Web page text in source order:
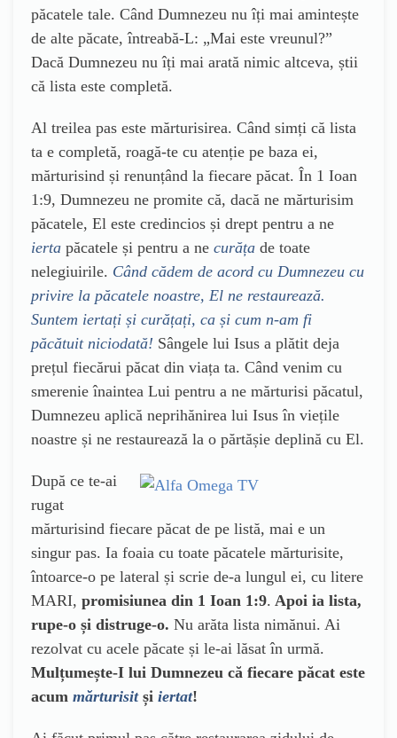
păcatele tale. Când Dumnezeu nu îți mai amintește
de alte păcate, întreabă-L: „Mai este vreunul?”
Dacă Dumnezeu nu îți mai arată nimic altceva, știi
că lista este completă.
Al treilea pas este mărturisirea. Când simți că lista
ta e completă, roagă-te cu atenție pe baza ei,
mărturisind și renunțând la fiecare păcat. În 1 Ioan
1:9, Dumnezeu ne promite că, dacă ne mărturisim
păcatele, El este credincios și drept pentru a ne
ierta păcatele și pentru a ne curăța de toate
nelegiuirile. Când cădem de acord cu Dumnezeu cu
privire la păcatele noastre, El ne restaurează.
Suntem iertați și curățați, ca și cum n-am fi
păcătuit niciodată! Sângele lui Isus a plătit deja
prețul fiecărui păcat din viața ta. Când venim cu
smerenie înaintea Lui pentru a ne mărturisi păcatul,
Dumnezeu aplică neprihănirea lui Isus în viețile
noastre și ne restaurează la o părtășie deplină cu El.
După ce te-ai
rugat
mărturisind fiecare păcat de pe listă, mai e un
singur pas. Ia foaia cu toate păcatele mărturisite,
întoarce-o pe lateral și scrie de-a lungul ei, cu litere
MARI, promisiunea din 1 Ioan 1:9. Apoi ia lista,
rupe-o și distruge-o. Nu arăta lista nimănui. Ai
rezolvat cu acele păcate și le-ai lăsat în urmă.
Mulțumește-I lui Dumnezeu că fiecare păcat este
acum mărturisit și iertat!